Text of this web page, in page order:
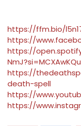
https://ffm.bio/
https://
https://
https://
death-spell
https://
https://